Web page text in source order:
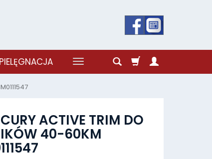
ACTIVE TRIM DO
40-60KM